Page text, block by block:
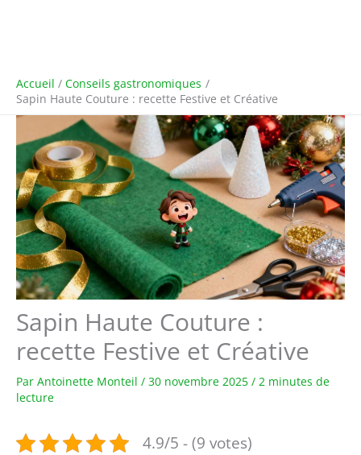
Accueil
Conseils gastronomiques
Sapin Haute Couture : recette Festive et Créative
Sapin Haute Couture :
recette Festive et Créative
Par Antoinette Monteil / 30 novembre 2025 / 2 minutes de
lecture
4.9/5 - (9 votes)